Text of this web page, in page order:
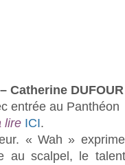
Catherine DUFOUR
entrée au Panthéon
lire ICI.
« Wah »
au scalpel, le